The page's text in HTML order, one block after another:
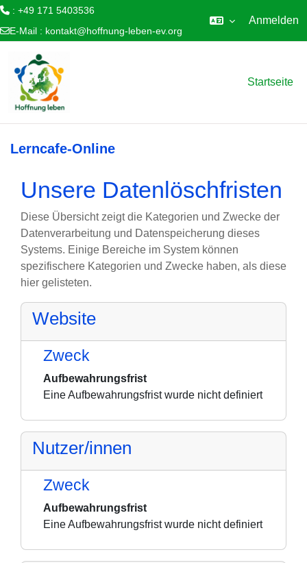
: +49 171 5403536
E-Mail : kontakt@hoffnung-leben-ev.org
Anmelden
Startseite
Lerncafe-Online
Unsere Datenlöschfristen
Diese Übersicht zeigt die Kategorien und Zwecke der
Datenverarbeitung und Datenspeicherung dieses
Systems. Einige Bereiche im System können
spezifischere Kategorien und Zwecke haben, als diese
hier gelisteten.
Website
Zweck
Aufbewahrungsfrist
Eine Aufbewahrungsfrist wurde nicht definiert
Nutzer/innen
Zweck
Aufbewahrungsfrist
Eine Aufbewahrungsfrist wurde nicht definiert